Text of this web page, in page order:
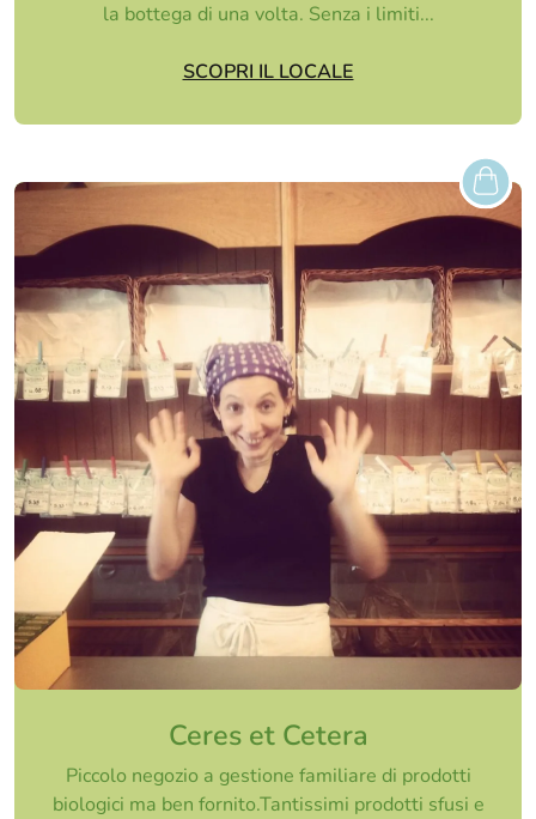
la bottega di una volta. Senza i limiti...
SCOPRI IL LOCALE
Ceres et Cetera
Piccolo negozio a gestione familiare di prodotti
biologici ma ben fornito.Tantissimi prodotti sfusi e